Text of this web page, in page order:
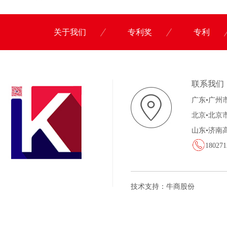
关于我们 专利奖 专利
联系我们
广东•广州
北京•北京
山东•济南
技术支持：牛商股份